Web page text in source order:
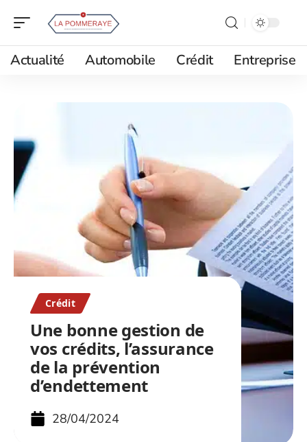
Actualité Automobile Crédit Entreprise
Crédit
Une bonne gestion de
vos crédits, l’assurance
de la prévention
d’endettement
28/04/2024